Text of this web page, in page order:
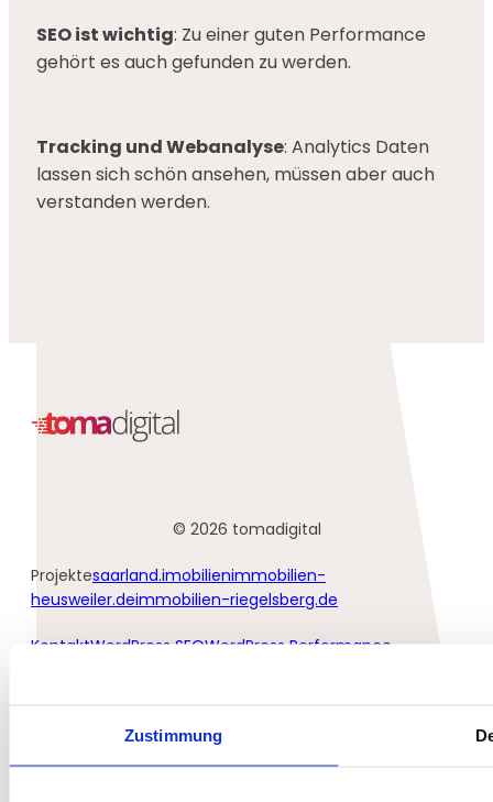
Zustimmung
SEO ist wichtig: Zu einer guten Performance
gehört es auch gefunden zu werden.
Tracking und Webanalyse: Analytics Daten
lassen sich schön ansehen, müssen aber auch
verstanden werden.
© 2026 tomadigital
Projektesaarland.imobilienimmobilien-
heusweiler.deimmobilien-riegelsberg.de
KontaktWordPress SEOWordPress Performance